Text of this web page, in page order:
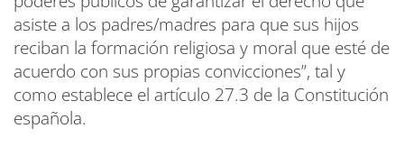
asiste a los padres/madres para que sus hijos
reciban la formación religiosa y moral que esté de
acuerdo con sus propias convicciones”, tal y
como establece el artículo 27.3 de la Constitución
española.